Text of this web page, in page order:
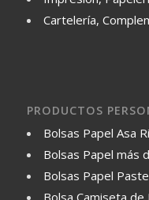
Cartelería,
PRODUCTOS
Bolsas Papel Asa
Bolsas Papel más
Bolsas Papel
Bolsa Camiseta de